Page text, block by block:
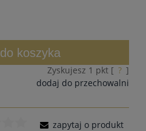
do koszyka
Zyskujesz 1 pkt [ ? ]
dodaj do przechowalni
zapytaj o produkt